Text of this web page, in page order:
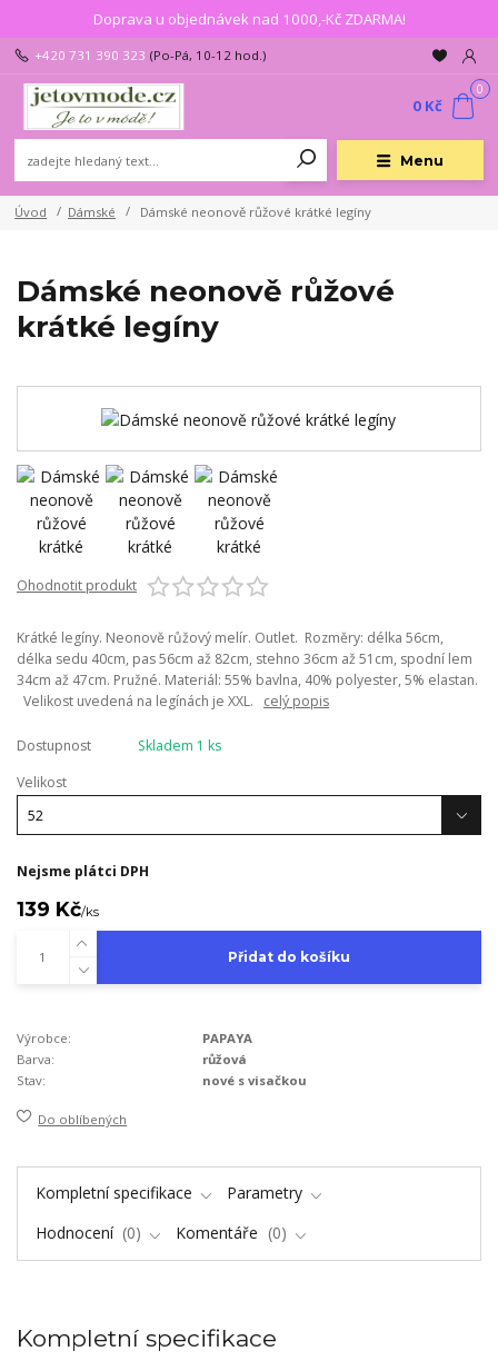
Doprava u objednávek nad 1000,-Kč ZDARMA!
Menu
+420 731 390 323 (Po-Pá, 10-12 hod.)
0
0 Kč
Úvod Dámské Dámské neonově růžové krátké legíny
Dámské neonově růžové
krátké legíny
Ohodnotit produkt
Krátké legíny. Neonově růžový melír. Outlet. Rozměry: délka 56cm,
délka sedu 40cm, pas 56cm až 82cm, stehno 36cm až 51cm, spodní lem
34cm až 47cm. Pružné. Materiál: 55% bavlna, 40% polyester, 5% elastan.
Velikost uvedená na legínách je XXL. celý popis
Dostupnost
Skladem 1 ks
Velikost
Nejsme plátci DPH
139 Kč/ks
Přidat do košíku
Výrobce:
PAPAYA
Barva:
růžová
Stav:
nové s visačkou
Do oblíbených
Kompletní specifikace
Parametry
Hodnocení
0 Komentáře 0
Kompletní specifikace